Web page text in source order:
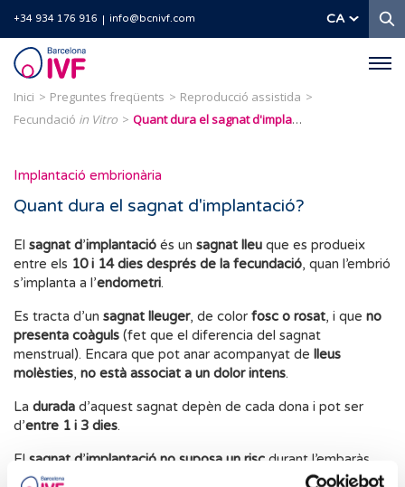
+34 934 176 916 info@bcnivf.com CA
Barcelona
IVF
Inici Preguntes freqüents
Reproducció assistida
Fecundació in Vitro Quant dura el sagnat d'implantació?
Implantació embrionària
Quant dura el sagnat d'implantació?
El sagnat d’implantació és un sagnat lleu que es produeix
entre els 10 i 14 dies després de la fecundació, quan l’embrió
s’implanta a l’endometri.
Es tracta d’un sagnat lleuger, de color fosc o rosat, i que no
presenta coàguls (fet que el diferencia del sagnat
menstrual). Encara que pot anar acompanyat de lleus
molèsties, no està associat a un dolor intens.
La durada d’aquest sagnat depèn de cada dona i pot ser
d’entre 1 i 3 dies.
El sagnat d’implantació no suposa un risc durant l’embaràs,
sinó que es considera una
que